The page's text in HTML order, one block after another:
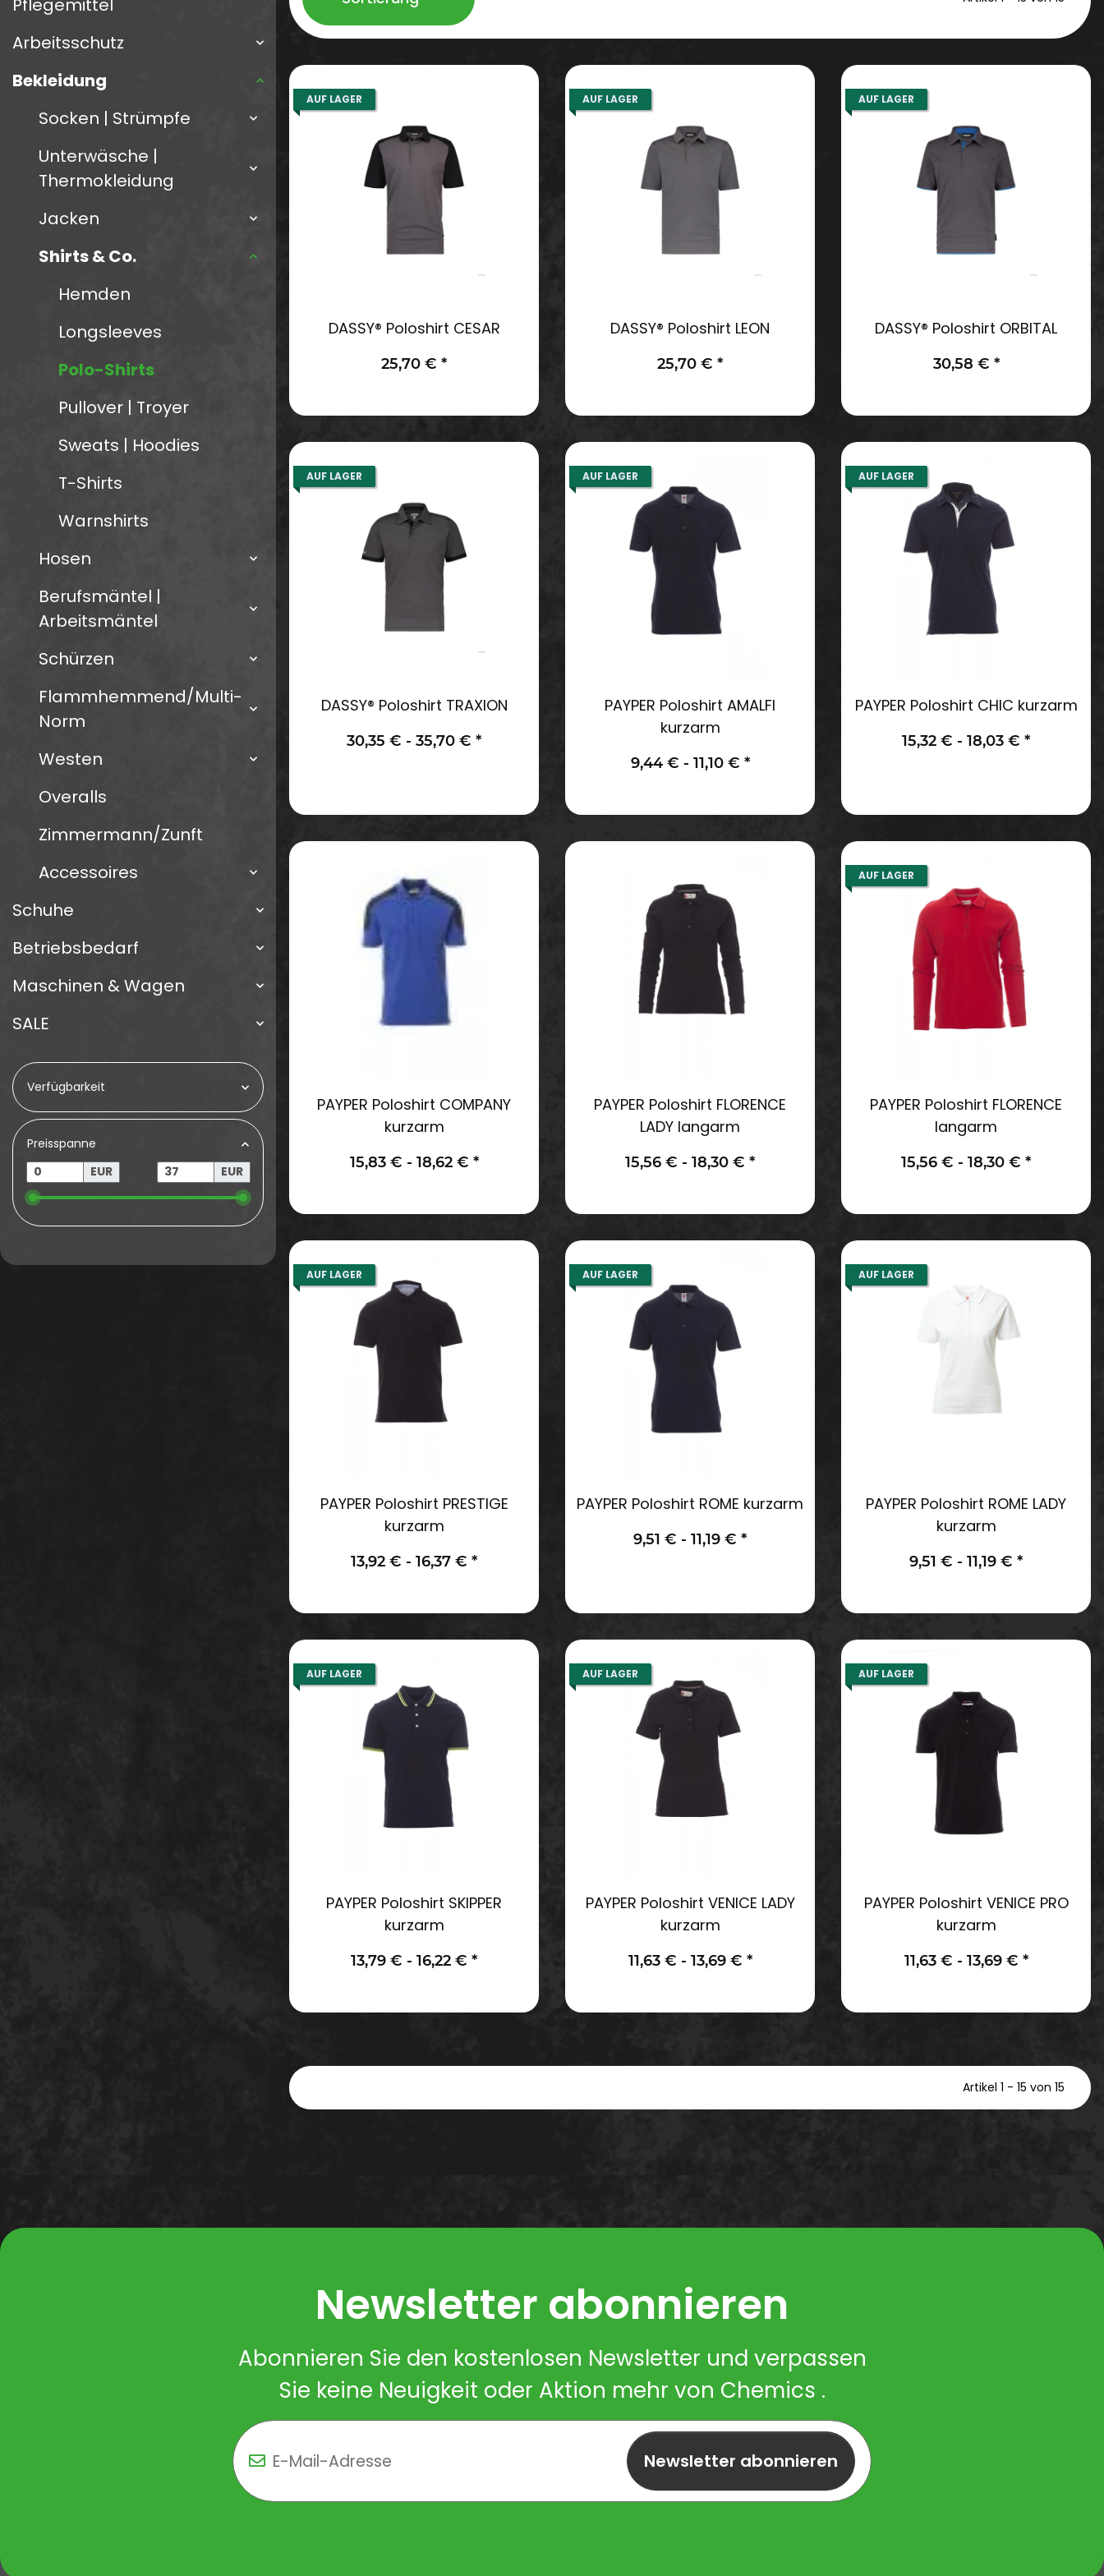
AUF LAGER
DASSY® Poloshirt CESAR
25,70 € *
AUF LAGER
DASSY® Poloshirt LEON
25,70 € *
AUF LAGER
DASSY® Poloshirt ORBITAL
30,58 € *
AUF LAGER
DASSY® Poloshirt TRAXION
30,35 € - 35,70 € *
AUF LAGER
PAYPER Poloshirt AMALFI
kurzarm
9,44 € - 11,10 € *
AUF LAGER
PAYPER Poloshirt CHIC kurzarm
15,32 € - 18,03 € *
PAYPER Poloshirt COMPANY
kurzarm
15,83 € - 18,62 € *
PAYPER Poloshirt FLORENCE
LADY langarm
15,56 € - 18,30 € *
AUF LAGER
PAYPER Poloshirt FLORENCE
langarm
15,56 € - 18,30 € *
AUF LAGER
PAYPER Poloshirt PRESTIGE
kurzarm
13,92 € - 16,37 € *
AUF LAGER
PAYPER Poloshirt ROME kurzarm
9,51 € - 11,19 € *
AUF LAGER
PAYPER Poloshirt ROME LADY
kurzarm
9,51 € - 11,19 € *
AUF LAGER
PAYPER Poloshirt SKIPPER
kurzarm
13,79 € - 16,22 € *
AUF LAGER
PAYPER Poloshirt VENICE LADY
kurzarm
11,63 € - 13,69 € *
AUF LAGER
PAYPER Poloshirt VENICE PRO
kurzarm
11,63 € - 13,69 € *
Artikel 1 - 15 von 15
Pflegemittel
Arbeitsschutz
Bekleidung
Socken | Strümpfe
Unterwäsche |
Thermokleidung
Jacken
Shirts & Co.
Hemden
Longsleeves
Polo-Shirts
Pullover | Troyer
Sweats | Hoodies
T-Shirts
Warnshirts
Hosen
Berufsmäntel |
Arbeitsmäntel
Schürzen
Flammhemmend/Multi-
Norm
Westen
Overalls
Zimmermann/Zunft
Accessoires
Schuhe
Betriebsbedarf
Maschinen & Wagen
SALE
Verfügbarkeit
Preisspanne
EUR
EUR
Newsletter abonnieren
Abonnieren Sie den kostenlosen Newsletter und verpassen
Sie keine Neuigkeit oder Aktion mehr von Chemics .
Newsletter abonnieren